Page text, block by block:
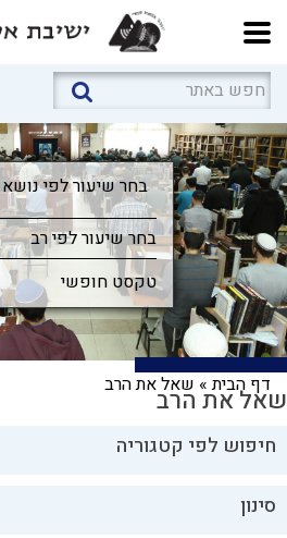
בחר שיעור לפי נושא
בחר שיעור לפי נושא
בחר שיעור לפי רב
דף הבית» שאל את הרבשאל את הרב
חיפוש לפי קטגוריה
סינון